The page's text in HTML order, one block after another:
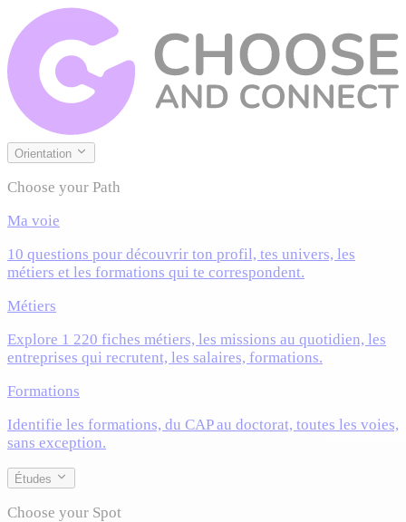
Orientation
Choose your Path
Ma voie
10 questions pour découvrir ton profil, tes univers, les
métiers et les formations qui te correspondent.
Métiers
Explore 1 220 fiches métiers, les missions au quotidien, les
entreprises qui recrutent, les salaires, formations.
Formations
Identifie les formations, du CAP au doctorat, toutes les voies,
sans exception.
Études
Choose your Spot